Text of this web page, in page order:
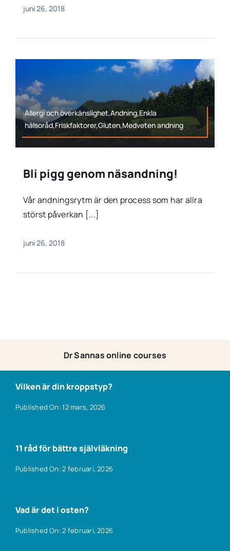
juni 26, 2018
Allergi och överkänslighet,Andning,Enkla
hälsoråd,Friskfaktorer,Gluten,Medveten andning
Bli pigg genom näsandning!
Vår andningsrytm är den process som har allra
störst påverkan [...]
juni 26, 2018
Dr Sannas online courses
Vilken är din kroppstyp?
Published On: 12 mars, 2026
11 råd för bättre självläkning
Published On: 2 februari, 2026
Vad är det i osten?
Published On: 2 februari, 2026